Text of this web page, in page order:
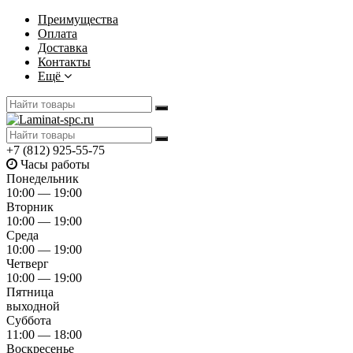
Преимущества
Оплата
Доставка
Контакты
Ещё
+7 (812) 925-55-75
Часы работы
Понедельник
10:00 — 19:00
Вторник
10:00 — 19:00
Среда
10:00 — 19:00
Четверг
10:00 — 19:00
Пятница
выходной
Суббота
11:00 — 18:00
Воскресенье